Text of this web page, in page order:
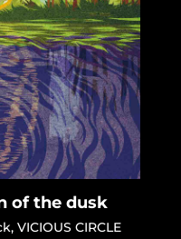
of the dusk
, VICIOUS CIRCLE